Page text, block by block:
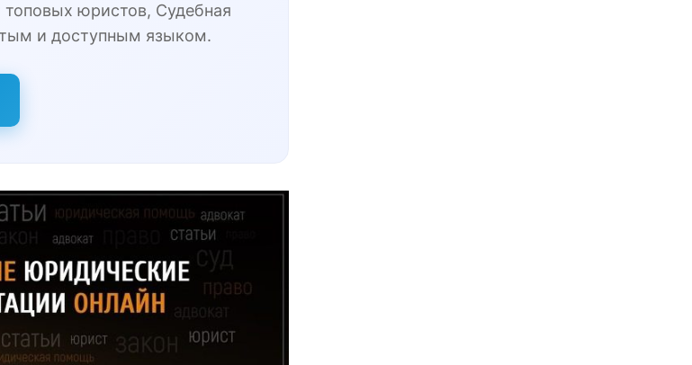
юристов, Судебная
и доступным языком.